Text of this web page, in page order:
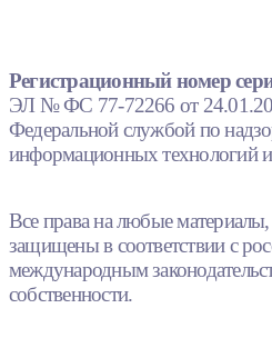
Регистрационный номер
ЭЛ № ФС 77-72266 от
Федеральной службой по
информационных технологий
Все права на любые
защищены в соответствии с
международным
собственности.